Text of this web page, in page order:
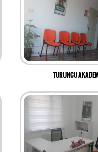
TURUNCU